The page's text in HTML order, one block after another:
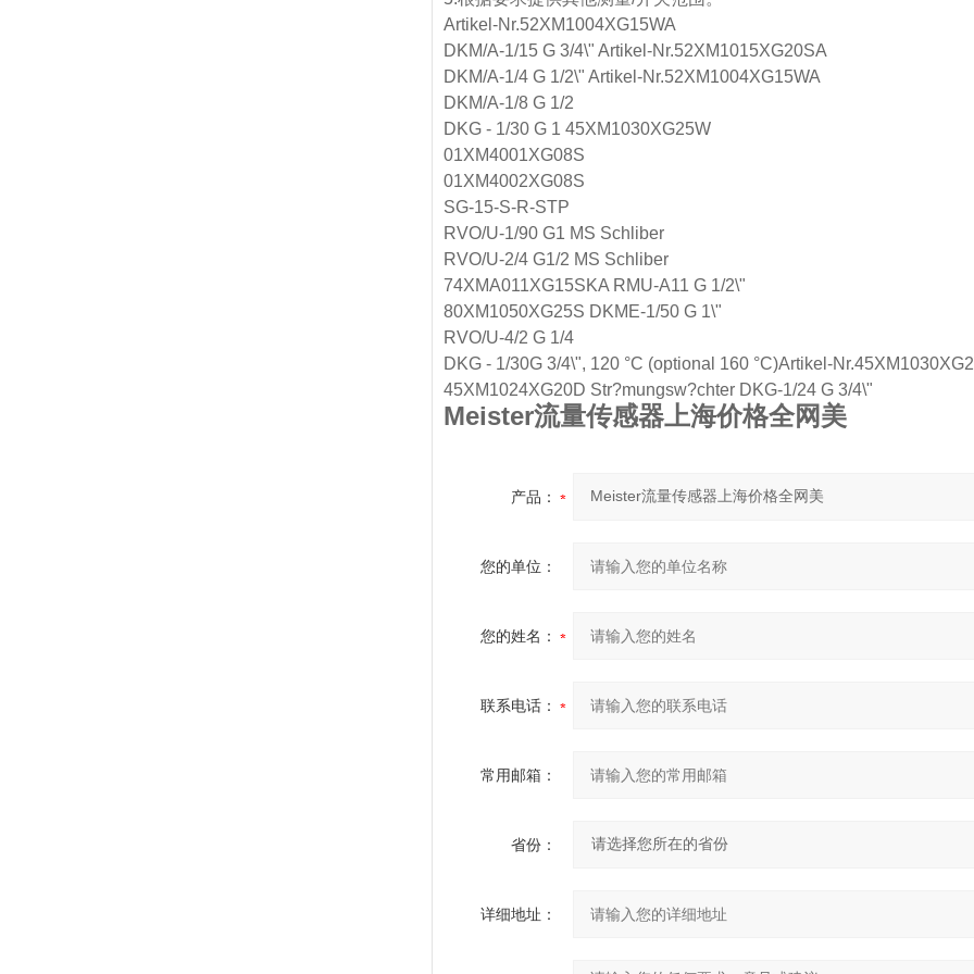
Artikel-Nr.52XM1004XG15WA
DKM/A-1/15 G 3/4\" Artikel-Nr.52XM1015XG20SA
DKM/A-1/4 G 1/2\" Artikel-Nr.52XM1004XG15WA
DKM/A-1/8 G 1/2
DKG - 1/30 G 1 45XM1030XG25W
01XM4001XG08S
01XM4002XG08S
SG-15-S-R-STP
RVO/U-1/90 G1 MS Schliber
RVO/U-2/4 G1/2 MS Schliber
74XMA011XG15SKA RMU-A11 G 1/2\"
80XM1050XG25S DKME-1/50 G 1\"
RVO/U-4/2 G 1/4
DKG - 1/30G 3/4\", 120 °C (optional 160 °C)Artikel-
45XM1024XG20D Str?mungsw?chter DKG-1/24 G 3/4\"
Meister流量传感器上海价格全网美
产品：
您的单位：
您的姓名：
联系电话：
常用邮箱：
省份：
详细地址：